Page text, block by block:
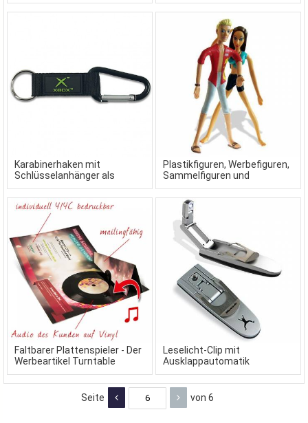
Werbeartikel
Karabinerhaken mit
Schlüsselanhänger als
Werbeartikel
Plastikfiguren, Werbefiguren,
Sammelfiguren und
Kunststofffiguren als
Sonderanfertigung
Faltbarer Plattenspieler - Der
Werbeartikel Turntable
Leselicht-Clip mit
Ausklappautomatik
Seite von 6